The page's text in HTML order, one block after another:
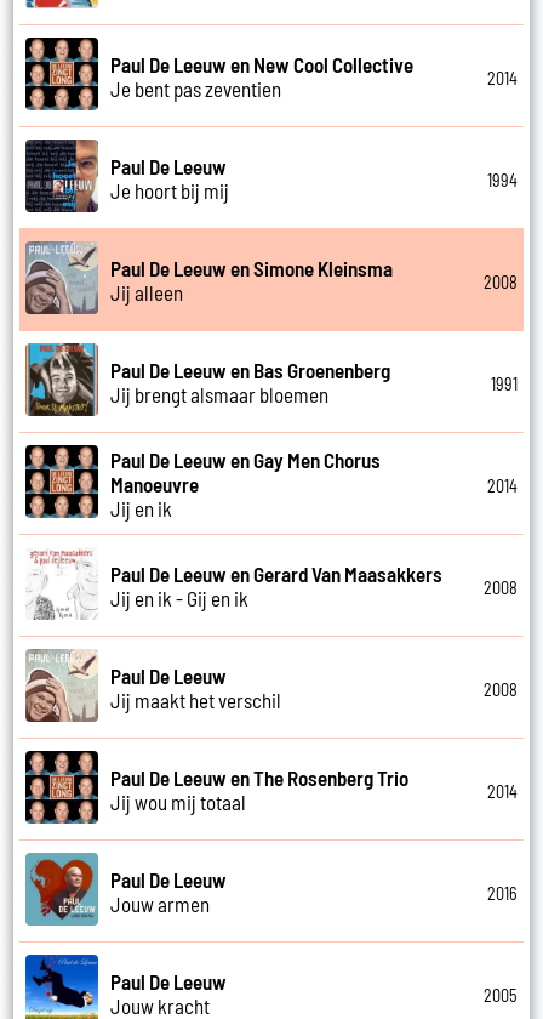
Paul De Leeuw en New Cool Collective
Je bent pas zeventien
2014
Paul De Leeuw
Je hoort bij mij
1994
Paul De Leeuw en Simone Kleinsma
Jij alleen
2008
Paul De Leeuw en Bas Groenenberg
Jij brengt alsmaar bloemen
1991
Paul De Leeuw en Gay Men Chorus
Manoeuvre
Jij en ik
2014
Paul De Leeuw en Gerard Van Maasakkers
Jij en ik - Gij en ik
2008
Paul De Leeuw
Jij maakt het verschil
2008
Paul De Leeuw en The Rosenberg Trio
Jij wou mij totaal
2014
Paul De Leeuw
Jouw armen
2016
Paul De Leeuw
Jouw kracht
2005